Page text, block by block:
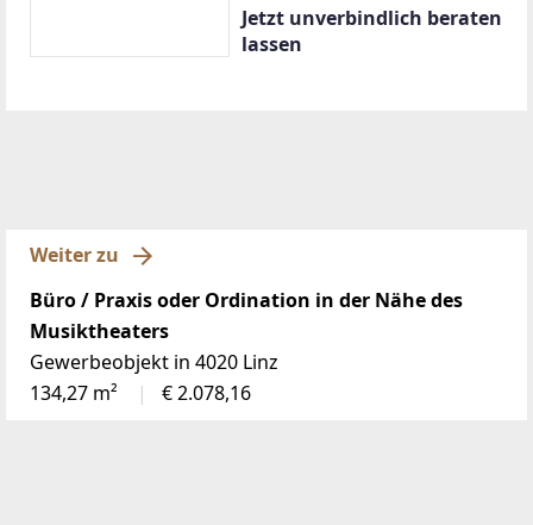
Jetzt unverbindlich beraten
lassen
Weiter zu
Büro / Praxis oder Ordination in der Nähe des
Musiktheaters
Gewerbeobjekt in 4020 Linz
134,27 m²
€ 2.078,16